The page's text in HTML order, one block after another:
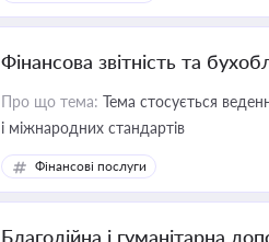
Фінансова звітність та
Про що тема: Тема стосується
і міжнародних стандартів
Фінансові послуги
Благодійна і гуманітарна